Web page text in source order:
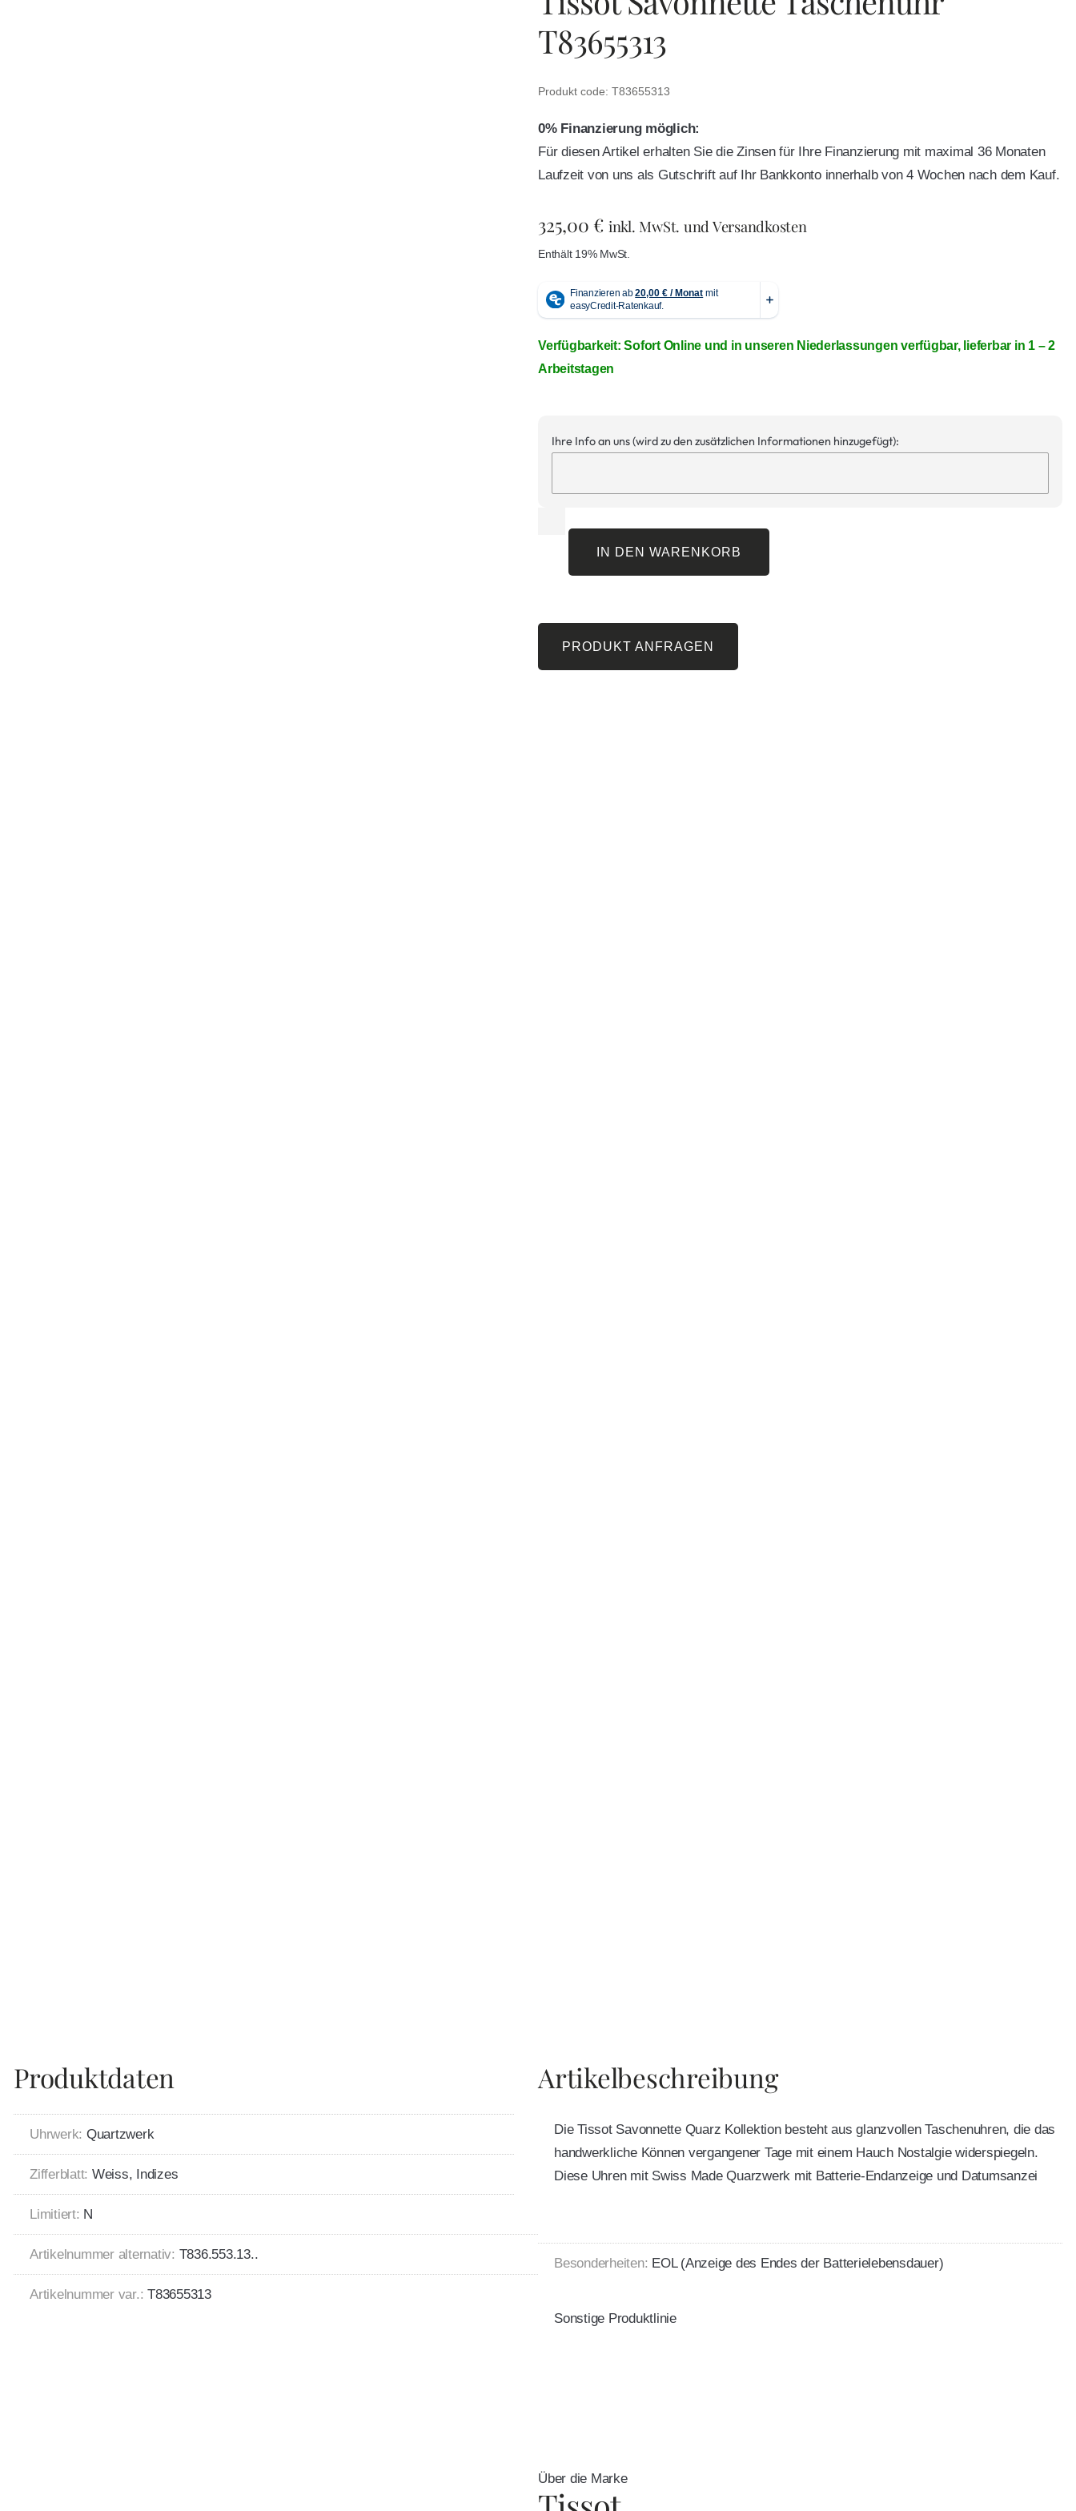
T83655313
Produkt code: T83655313
0% Finanzierung möglich:
Für diesen Artikel erhalten Sie die Zinsen für Ihre Finanzierung mit maximal 36 Monaten
Laufzeit von uns als Gutschrift auf Ihr Bankkonto innerhalb von 4 Wochen nach dem Kauf.
325,00€ inkl. MwSt. und Versandkosten
Enthält 19% MwSt.
Verfügbarkeit: Sofort Online und in unseren Niederlassungen verfügbar, lieferbar in 1 – 2
Arbeitstagen
Ihre Info an uns (wird zu den zusätzlichen Informationen hinzugefügt):
IN DEN WARENKORB
PRODUKT ANFRAGEN
Produktdaten
Uhrwerk: Quartzwerk
Zifferblatt: Weiss, Indizes
Limitiert: N
Artikelnummer alternativ: T836.553.13..
Artikelnummer var.: T83655313
Artikelbeschreibung
Die Tissot Savonnette Quarz Kollektion besteht aus glanzvollen Taschenuhren, die das
handwerkliche Können vergangener Tage mit einem Hauch Nostalgie widerspiegeln.
Diese Uhren mit Swiss Made Quarzwerk mit Batterie-Endanzeige und Datumsanzei
Besonderheiten: EOL (Anzeige des Endes der Batterielebensdauer)
Sonstige Produktlinie
Über die Marke